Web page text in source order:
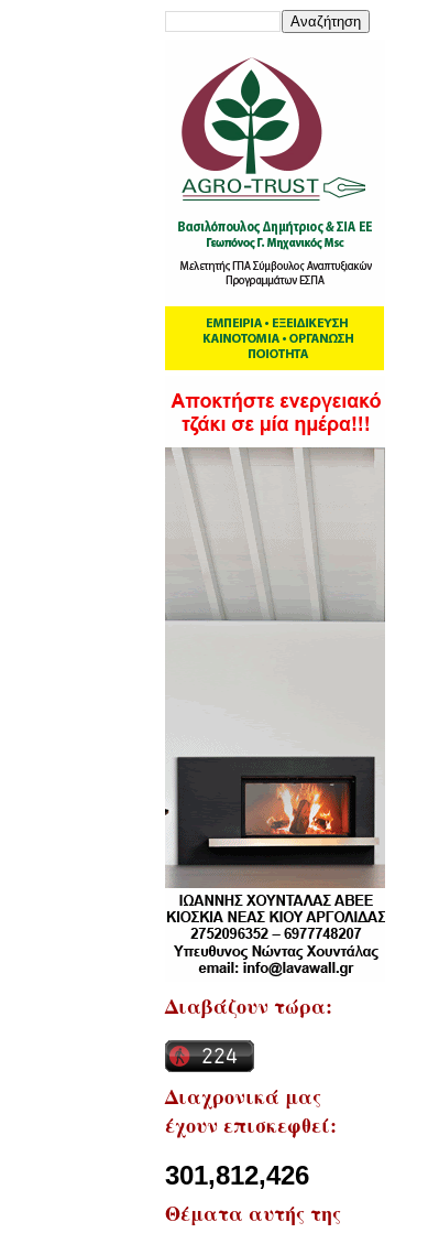
Διαβάζουν τώρα:
Διαχρονικά μας
έχουν επισκεφθεί:
301,812,426
Θέματα αυτής της